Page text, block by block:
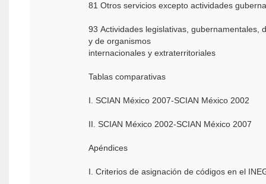
81 Otros servicios excepto actividades
93 Actividades legislativas, gubernamentales,
y de organismos
internacionales y extraterritoriales
Tablas comparativas
I. SCIAN México 2007-SCIAN México 2002
II. SCIAN México 2002-SCIAN México 2007
Apéndices
I. Criterios de asignación de códigos en el